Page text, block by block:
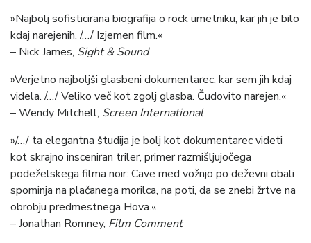
»Najbolj sofisticirana biografija o rock umetniku, kar jih je bilo
kdaj narejenih. /…/ Izjemen film.«
– Nick James, Sight & Sound
»Verjetno najboljši glasbeni dokumentarec, kar sem jih kdaj
videla. /…/ Veliko več kot zgolj glasba. Čudovito narejen.«
– Wendy Mitchell, Screen International
»/…/ ta elegantna študija je bolj kot dokumentarec videti
kot skrajno insceniran triler, primer razmišljujočega
podeželskega filma noir: Cave med vožnjo po deževni obali
spominja na plačanega morilca, na poti, da se znebi žrtve na
obrobju predmestnega Hova.«
– Jonathan Romney, Film Comment